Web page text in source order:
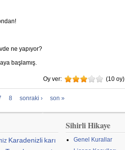
ne yapıyor?
başlamış.
Oy ver: 3
(10 oy)
8 sonraki › son »
Karadenizli karı
Sihirli Hikaye
Genel Kurallar